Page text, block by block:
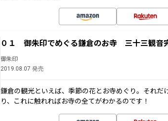
０１ 御朱印でめぐる鎌倉のお寺 三十三観
御朱印
2019.08.07 発売
鎌倉の観光といえば、季節の花とお寺めぐり。それだ
り、これに触れればお寺の全てがわかるのです！